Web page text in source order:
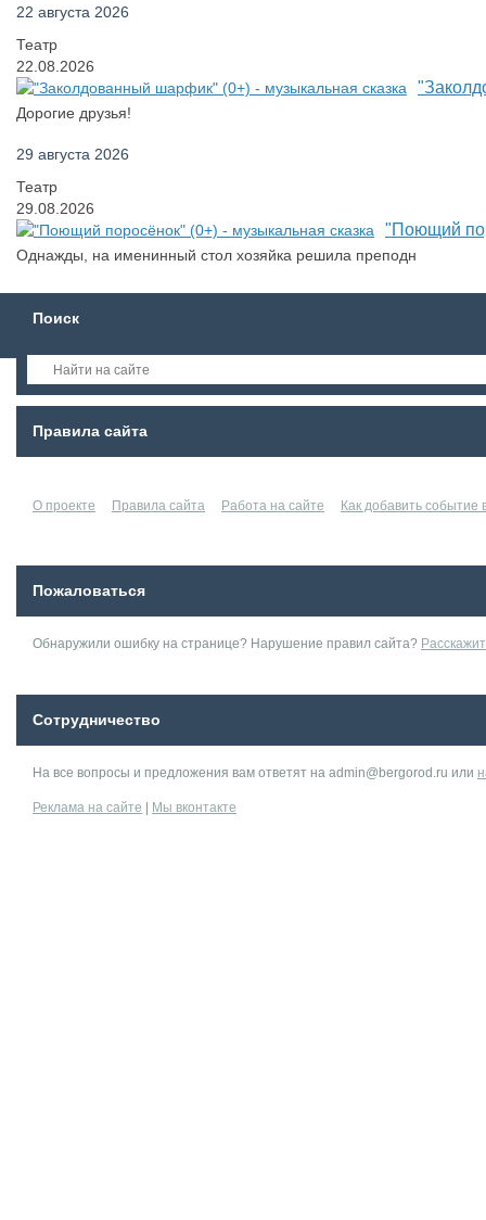
22 августа 2026
Театр
22.08.2026
Дорогие друзья!
29 августа 2026
Театр
29.08.2026
"Поющий
Однажды, на именинный стол хозяйка решила преподн
Поиск
Правила сайта
О проекте Правила сайта Работа на сайте Как добавить
Пожаловаться
Обнаружили ошибку на странице? Нарушение правил сайта?
Сотрудничество
На все вопросы и предложения вам ответят на admin@bergorod.ru или
Реклама на сайте Мы вконтакте